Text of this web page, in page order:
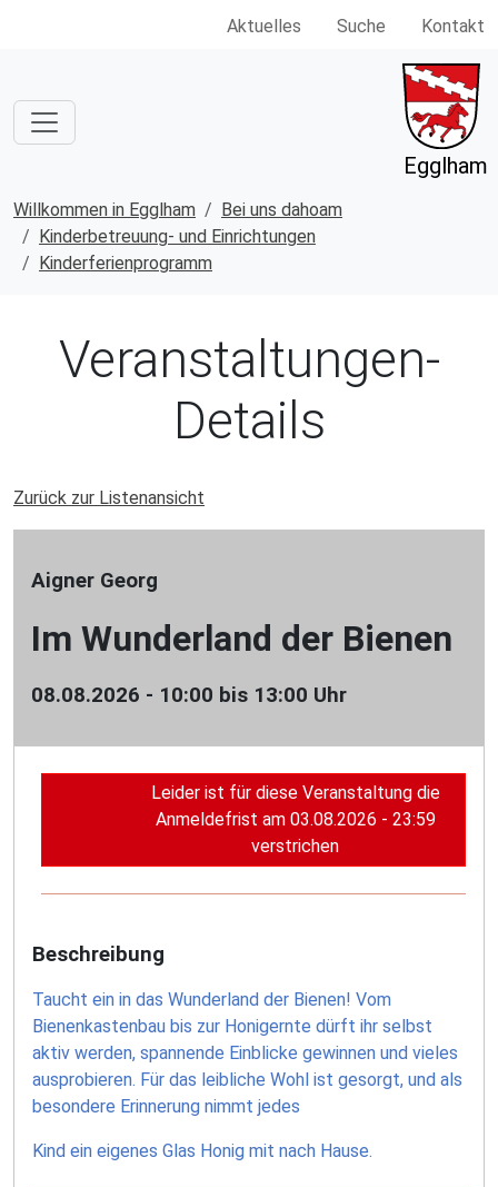
Aktuelles Suche Kontakt
Egglham
Willkommen in Egglham
Bei uns dahoam
Kinderbetreuung- und Einrichtungen
Kinderferienprogramm
Veranstaltungen-
Details
Zurück zur Listenansicht
Aigner Georg
Im Wunderland der Bienen
08.08.2026 - 10:00 bis 13:00 Uhr
Leider ist für diese Veranstaltung die
Anmeldefrist am 03.08.2026 - 23:59
verstrichen
Beschreibung
Taucht ein in das Wunderland der Bienen! Vom
Bienenkastenbau bis zur Honigernte dürft ihr selbst
aktiv werden, spannende Einblicke gewinnen und vieles
ausprobieren. Für das leibliche Wohl ist gesorgt, und als
besondere Erinnerung nimmt jedes
Kind ein eigenes Glas Honig mit nach Hause.